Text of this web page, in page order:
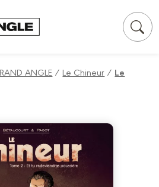
ANGLE /Le Chineur / Le